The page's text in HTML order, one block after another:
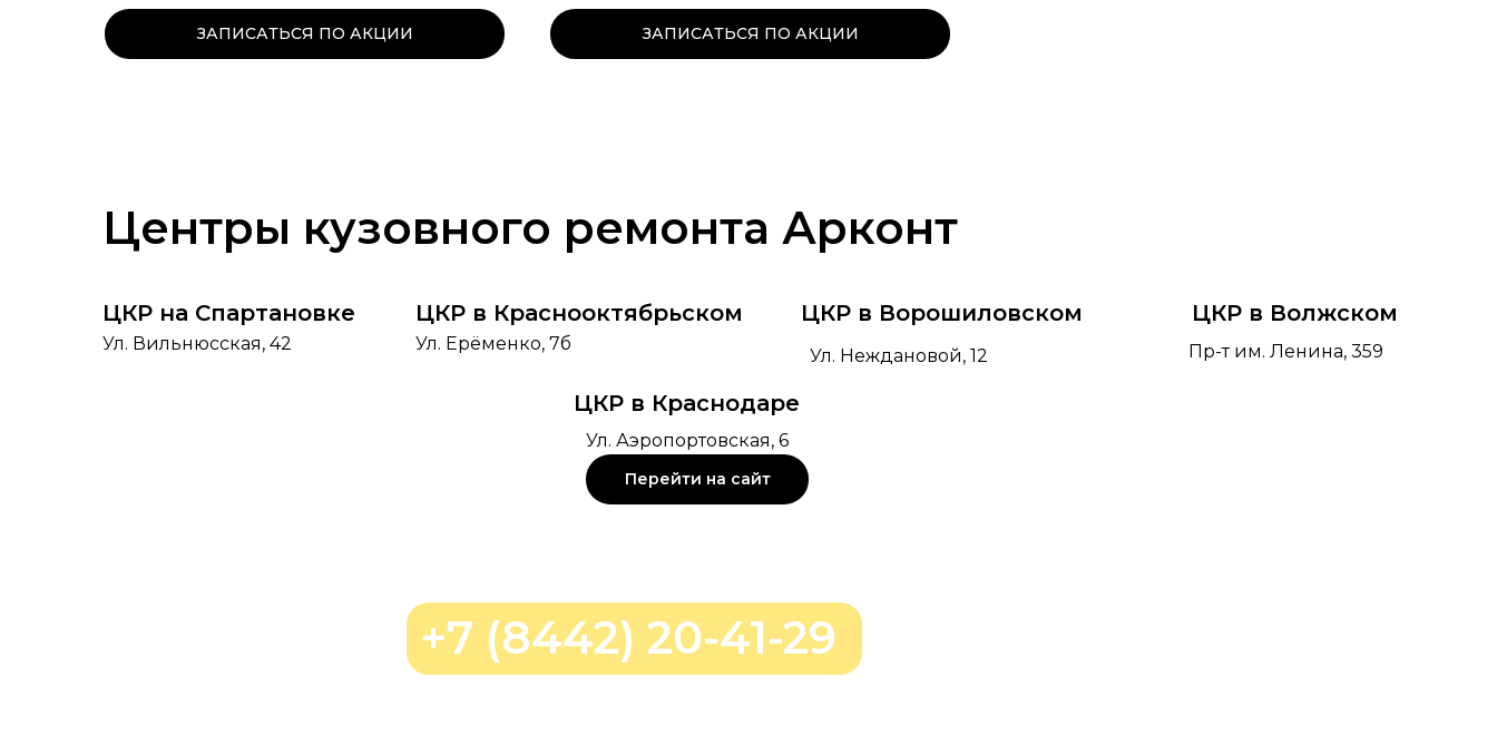
ЗАПИСАТЬСЯ ПО АКЦИИ
ЗАПИСАТЬСЯ ПО АКЦИИ
Центры кузовного ремонта Арконт
Ул. Неждановой, 12
ЦКР в Волжском
ЦКР в Краснодаре
Пр-т им. Ленина, 359
Ул. Аэропортовская, 6
Перейти на сайт
ЦКР в Ворошиловском
ЦКР в Краснооктябрьском
Ул. Ерёменко, 7б
ЦКР на Спартановке
Ул. Вильнюсская, 42
+7 (8442) 20-41-29